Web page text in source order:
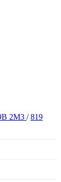
2M3 / 819